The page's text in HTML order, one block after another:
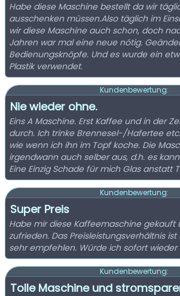
Habe diese Maschine bestellt da wir
ausschenken müssen.Also täglich im
wir diese Maschine auch schon, doch
Jahren war mal eine neue nötig.
Bedienungsknöpfe. Und es wurde ein
Plastik verwendet.
Kundenbewertung:
Nie wieder ohne.
Eins A Maschine. Erst Kaffee und in der
durch. Ich trinke Brennesel-/Hafertee etc. und er schmeckt,
wie wenn ich ihn im Topf koche. Die
irgendwann auch selber aus, d.h. es
Eine Einzig Schade für mich Glas anstatt
Kundenbewertung:
Super Preis
Habe mir diese Kaffeemaschine gekauft
zufrieden. Das Preisleistungsverhältnis ist
sehr empfehlen. Würde ich sofort wieder
Kundenbewertung:
Tolle Maschine und